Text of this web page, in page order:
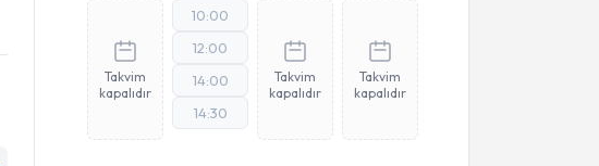
Takvim
kapalıdır
10:00
12:00
14:00
14:30
Takvim
kapalıdır
Takvim
kapalıdır